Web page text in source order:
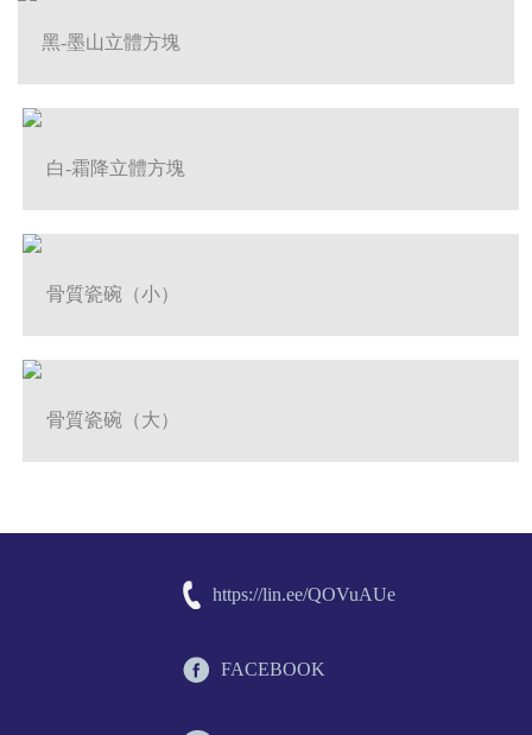
黑-墨山立體方塊
白-霜降立體方塊
骨質瓷碗（小）
骨質瓷碗（大）
https://lin.ee/QOVuAUe
FACEBOOK